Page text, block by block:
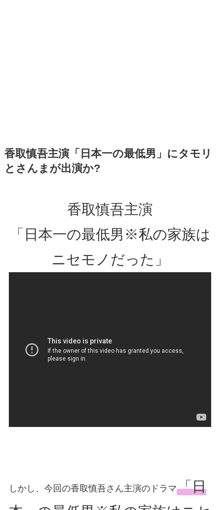
香取慎吾主演「日本一の最低男」にタモリ
とさんまが出演か?
香取慎吾主演
「日本一の最低男※私の家族は
ニセモノだった」
しかし、今回の香取慎吾さん主演のドラマ「日